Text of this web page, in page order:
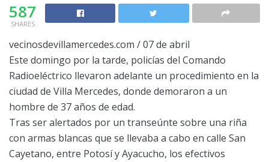
587
SHARES
vecinosdevillamercedes.com / 07 de abril
Este domingo por la tarde, policías del Comando
Radioeléctrico llevaron adelante un procedimiento en la
ciudad de Villa Mercedes, donde demoraron a un
hombre de 37 años de edad.
Tras ser alertados por un transeúnte sobre una riña
con armas blancas que se llevaba a cabo en calle San
Cayetano, entre Potosí y Ayacucho, los efectivos